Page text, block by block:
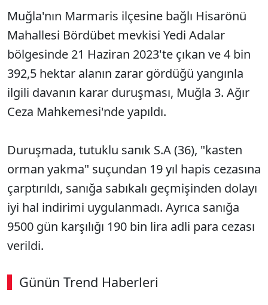
Muğla'nın Marmaris ilçesine bağlı Hisarönü
Mahallesi Bördübet mevkisi Yedi Adalar
bölgesinde 21 Haziran 2023'te çıkan ve 4 bin
392,5 hektar alanın zarar gördüğü yangınla
ilgili davanın karar duruşması, Muğla 3. Ağır
Ceza Mahkemesi'nde yapıldı.
Duruşmada, tutuklu sanık S.A (36), "kasten
orman yakma" suçundan 19 yıl hapis cezasına
çarptırıldı, sanığa sabıkalı geçmişinden dolayı
iyi hal indirimi uygulanmadı. Ayrıca sanığa
9500 gün karşılığı 190 bin lira adli para cezası
verildi.
Günün Trend Haberleri
00:02 / 08:15